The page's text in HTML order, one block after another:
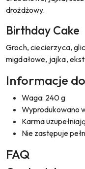
drożdżowy.
Birthday Cake
Groch, ciecierzyca,
migdałowe, jajka,
Informacje
Waga: 240 g
Wyprodukowano
Karma
Nie zastępuje
FAQ